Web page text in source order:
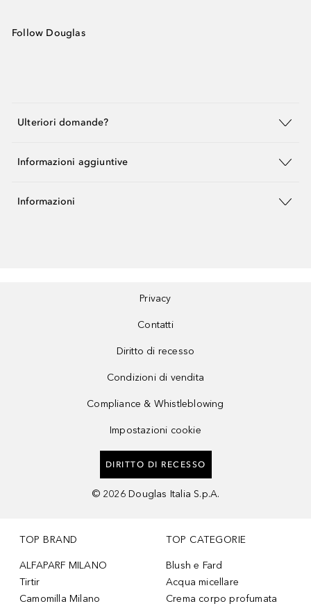
Follow Douglas
Ulteriori domande?
Informazioni aggiuntive
Informazioni
Privacy
Contatti
Diritto di recesso
Condizioni di vendita
Compliance & Whistleblowing
Impostazioni cookie
DIRITTO DI RECESSO
© 2026 Douglas Italia S.p.A.
TOP BRAND
ALFAPARF MILANO
Tirtir
Camomilla Milano
TOP CATEGORIE
Blush e Fard
Acqua micellare
Crema corpo profumata